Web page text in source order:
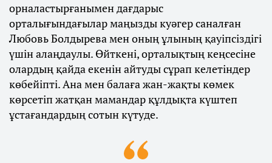
орналастырғанымен дағдарыс
орталығындағылар маңызды куәгер саналған
Любовь Болдырева мен оның ұлының қауіпсіздігі
үшін алаңдаулы. Өйткені, орталықтың кеңсесіне
олардың қайда екенін айтуды сұрап келетіндер
көбейіпті. Ана мен балаға жан-жақты көмек
көрсетіп жатқан мамандар құлдықта күштеп
ұстағандардың сотын күтуде.